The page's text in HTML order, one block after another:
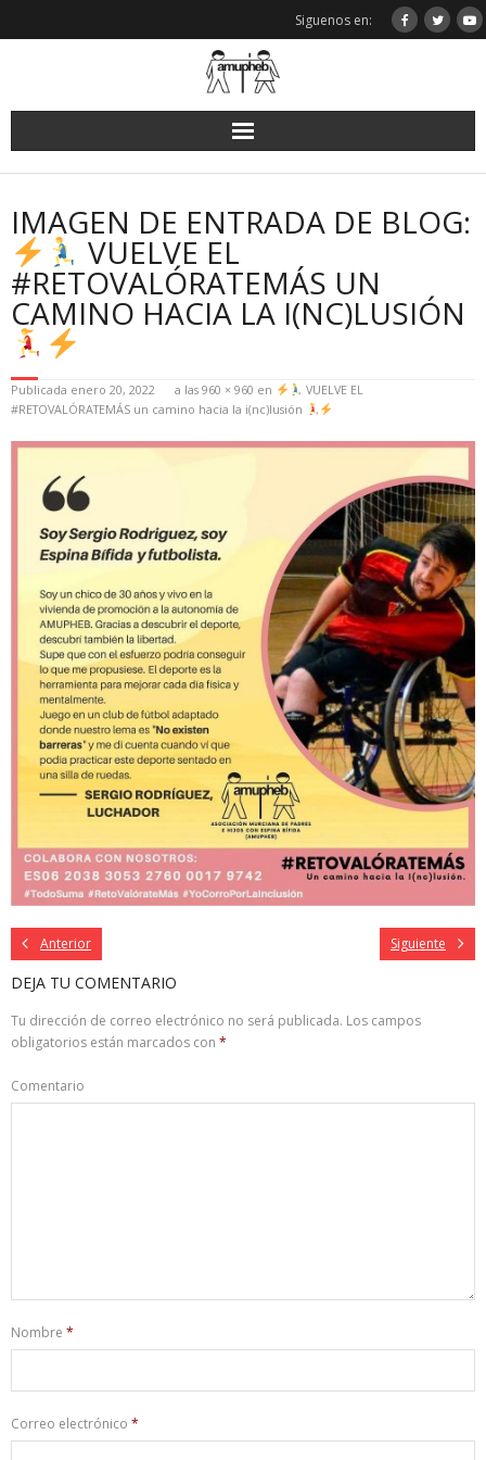
Siguenos en:
IMAGEN DE ENTRADA DE BLOG:
VUELVE EL
#RETOVALÓRATEMÁS UN
CAMINO HACIA LA I(NC)LUSIÓN
Publicada enero 20, 2022 a las 960 × 960 en
VUELVE EL
#RETOVALÓRATEMÁS un camino hacia la i(nc)lusión
Anterior Siguiente
DEJA TU COMENTARIO
Tu dirección de correo electrónico no será publicada. Los campos
obligatorios están marcados con *
Comentario
Nombre *
Correo electrónico *